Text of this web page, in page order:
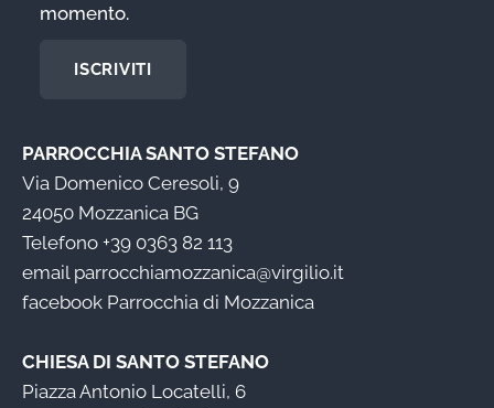
momento.
ISCRIVITI
PARROCCHIA SANTO STEFANO
Via Domenico Ceresoli, 9
24050 Mozzanica BG
Telefono +39 0363 82 113
email parrocchiamozzanica@virgilio.it
facebook Parrocchia di Mozzanica
CHIESA DI SANTO STEFANO
Piazza Antonio Locatelli, 6